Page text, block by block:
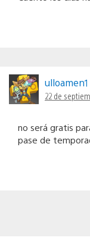
ulloamen1
22 de
no será gratis
pase de